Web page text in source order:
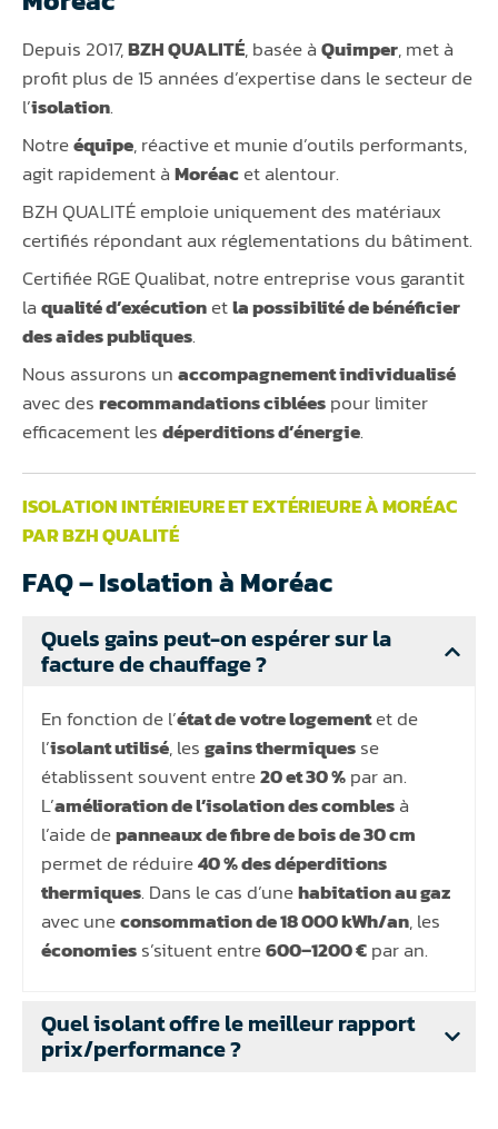
Depuis 2017,BZH QUALITÉ, basée àQuimper, met à
profit plus de 15 années d’expertise dans le secteur de
l’isolation.
Notreéquipe, réactive et munie d’outils performants,
agit rapidement àMoréacet alentour.
BZH QUALITÉ emploie uniquement des matériaux
certifiés répondant aux réglementations du bâtiment.
Certifiée RGE Qualibat, notre entreprise vous garantit
laqualité d’exécutionetla possibilité de bénéficier
des aides publiques.
Nous assurons unaccompagnement individualisé
avec desrecommandations cibléespour limiter
efficacement lesdéperditions d’énergie.
ISOLATION INTÉRIEURE ET EXTÉRIEURE À MORÉAC
PAR BZH QUALITÉ
FAQ – Isolation à Moréac
Quels gains peut-on espérer sur la
facture de chauffage ?
En fonction de l’état de votre logementet de
l’isolant utilisé, lesgains thermiquesse
établissent souvent entre20 et 30 %par an.
L’amélioration de l’isolation des comblesà
l’aide depanneaux de fibre de bois de 30 cm
permet de réduire40 % des déperditions
thermiques. Dans le cas d’unehabitation au gaz
avec uneconsommation de 18 000 kWh/an, les
économiess’situent entre600–1200 €par an.
Quel isolant offre le meilleur rapport
prix/performance ?